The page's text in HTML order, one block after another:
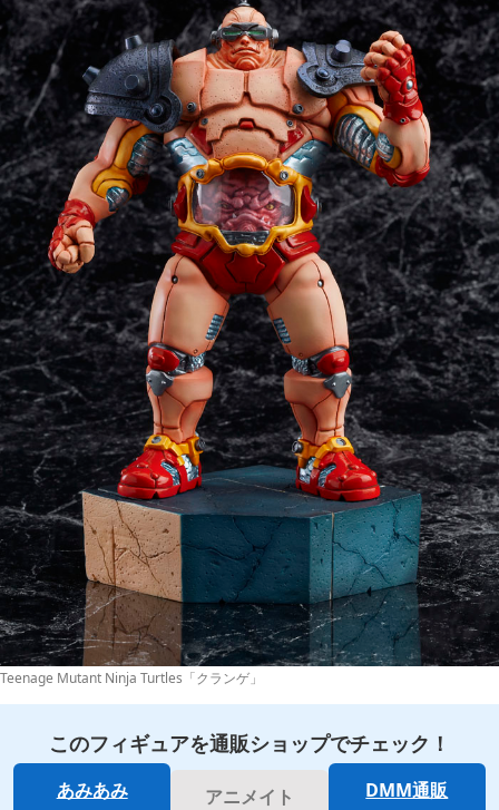
Teenage Mutant Ninja Turtles「クランゲ」
このフィギュアを通販ショップでチェック！
あみあみ アニメイト DMM通販